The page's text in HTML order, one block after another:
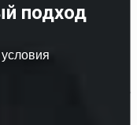
подход